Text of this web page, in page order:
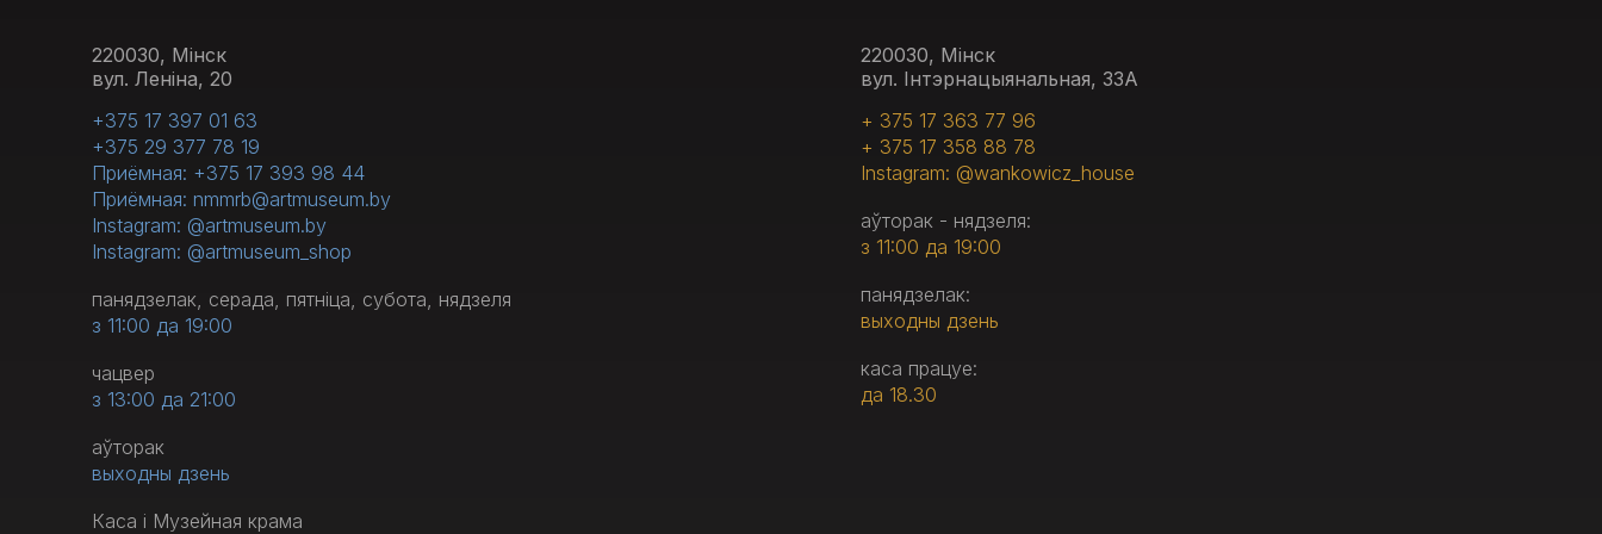
220030, Мінск
вул. Леніна, 20
+375 17 397 01 63
+375 29 377 78 19
Приёмная: +375 17 393 98 44
Приёмная: nmmrb@artmuseum.by
Instagram: @artmuseum.by
Instagram: @artmuseum_shop
панядзелак, серада, пятніца, субота, нядзеля
з 11:00 да 19:00
чацвер
з 13:00 да 21:00
аўторак
выходны дзень
Каса і Музейная крама
220030, Мінск
вул. Інтэрнацыянальная, 33А
+ 375 17 363 77 96
+ 375 17 358 88 78
Instagram: @wankowicz_house
аўторак - нядзеля:
з 11:00 да 19:00
панядзелак:
выходны дзень
каса працуе:
да 18.30